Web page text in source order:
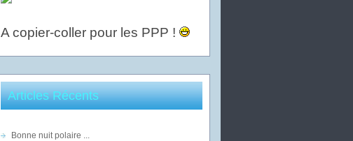
A copier-coller pour les PPP !
Articles Récents
Bonne nuit polaire ...